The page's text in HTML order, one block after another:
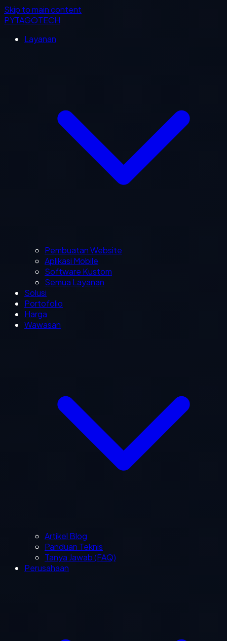
Skip to main content
PYTAGOTECH
Layanan
Pembuatan Website
Aplikasi Mobile
Software Kustom
Semua Layanan
Solusi
Portofolio
Harga
Wawasan
Artikel Blog
Panduan Teknis
Tanya Jawab (FAQ)
Perusahaan